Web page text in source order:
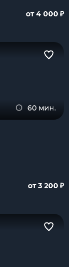
от 4 000 ₽
60 мин.
от 3 200 ₽